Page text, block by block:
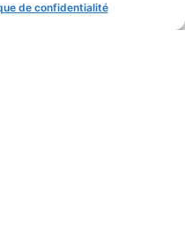
de confidentialité